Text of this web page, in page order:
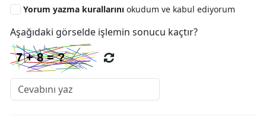
Yorum yazma kurallarını okudum ve kabul ediyorum
Aşağıdaki görselde işlemin sonucu kaçtır?